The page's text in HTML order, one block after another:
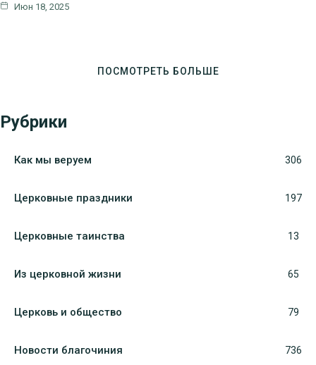
Июн 18, 2025
ПОСМОТРЕТЬ БОЛЬШЕ
Рубрики
Как мы веруем 306
Церковные праздники 197
Церковные таинства 13
Из церковной жизни 65
Церковь и общество 79
Новости благочиния 736